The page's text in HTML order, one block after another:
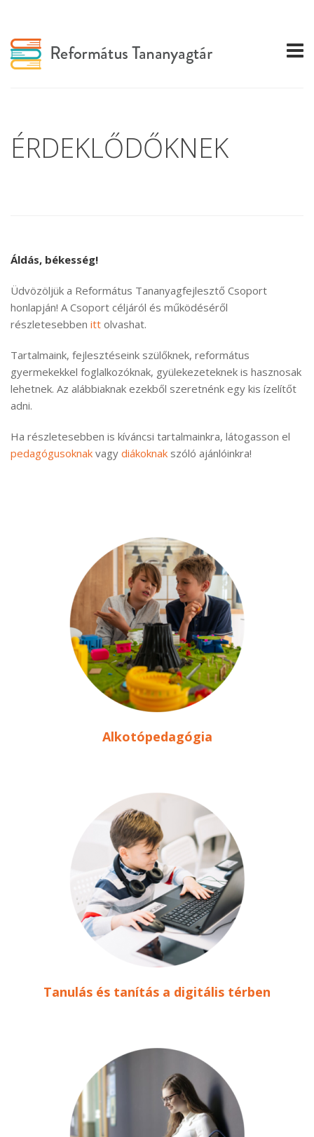
ÉRDEKLŐDŐKNEK
Áldás, békesség!
Üdvözöljük a Református Tananyagfejlesztő Csoport
honlapján! A Csoport céljáról és működéséről
részletesebben itt olvashat.
Tartalmaink, fejlesztéseink szülőknek, református
gyermekekkel foglalkozóknak, gyülekezeteknek is hasznosak
lehetnek. Az alábbiaknak ezekből szeretnénk egy kis ízelítőt
adni.
Ha részletesebben is kíváncsi tartalmainkra, látogasson el
pedagógusoknak vagy diákoknak szóló ajánlóinkra!
Alkotópedagógia
Tanulás és tanítás a digitális térben